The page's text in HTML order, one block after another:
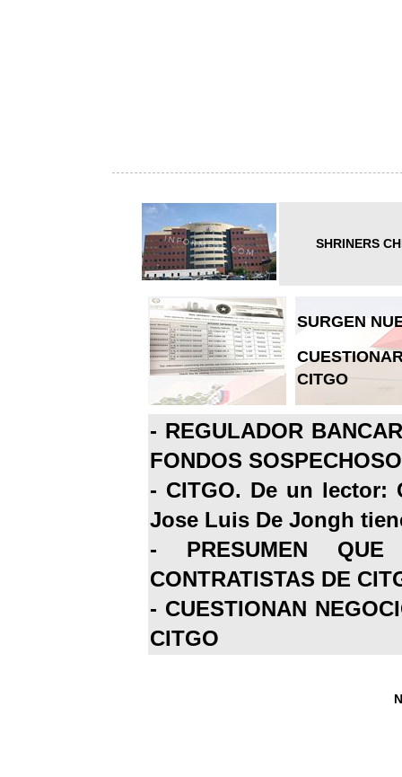
SHRINERS
SURGEN
CITGO
- REGULADOR
FONDOS
- CITGO. De un lector:
Jose Luis De Jongh
- PRESUMEN
CONTRATISTAS DE
- CUESTIONAN
CITGO